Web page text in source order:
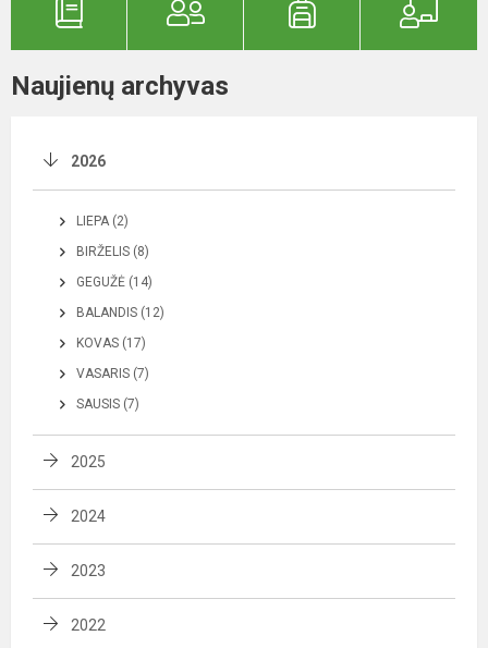
Naujienų archyvas
2026
LIEPA (2)
BIRŽELIS (8)
GEGUŽĖ (14)
BALANDIS (12)
KOVAS (17)
VASARIS (7)
SAUSIS (7)
2025
2024
2023
2022